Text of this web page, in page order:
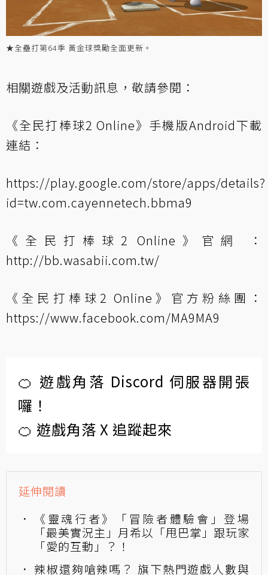
★全壘打第64季 黃金球獎勵全面更新。
相關遊戲及活動訊息，敬請參閱：
《全民打棒球2 Online》手機版Android下載
連結：
https://play.google.com/store/apps/details?
id=tw.com.cayennetech.bbma9
《全民打棒球2 Online》官網 ：
http://bb.wasabii.com.tw/
《全民打棒球2 Online》官方粉絲團：
https://www.facebook.com/MA9MA9
🍊 遊戲角落 Discord 伺服器開張
囉！
🍊 遊戲角落 X 追蹤起來
延伸閱讀
《靈魂行者》「冒險者體驗會」登場
「最美實況主」月希以「甩巴掌」跟玩家
「愛的互動」？！
辣椒還夠嗆辣嗎？ 旗下熱門遊戲人數與